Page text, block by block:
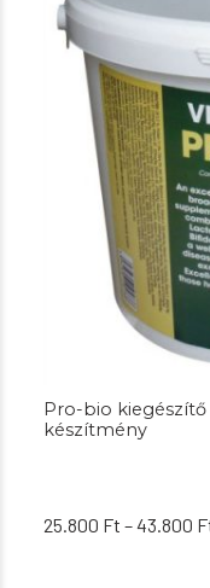
Pro-bio kiegészítő
készítmény
25.800 Ft –43.800